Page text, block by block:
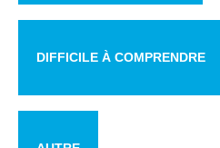
DIFFICILE À COMPRENDRE